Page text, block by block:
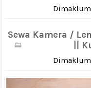
Sewa Kamera /
||